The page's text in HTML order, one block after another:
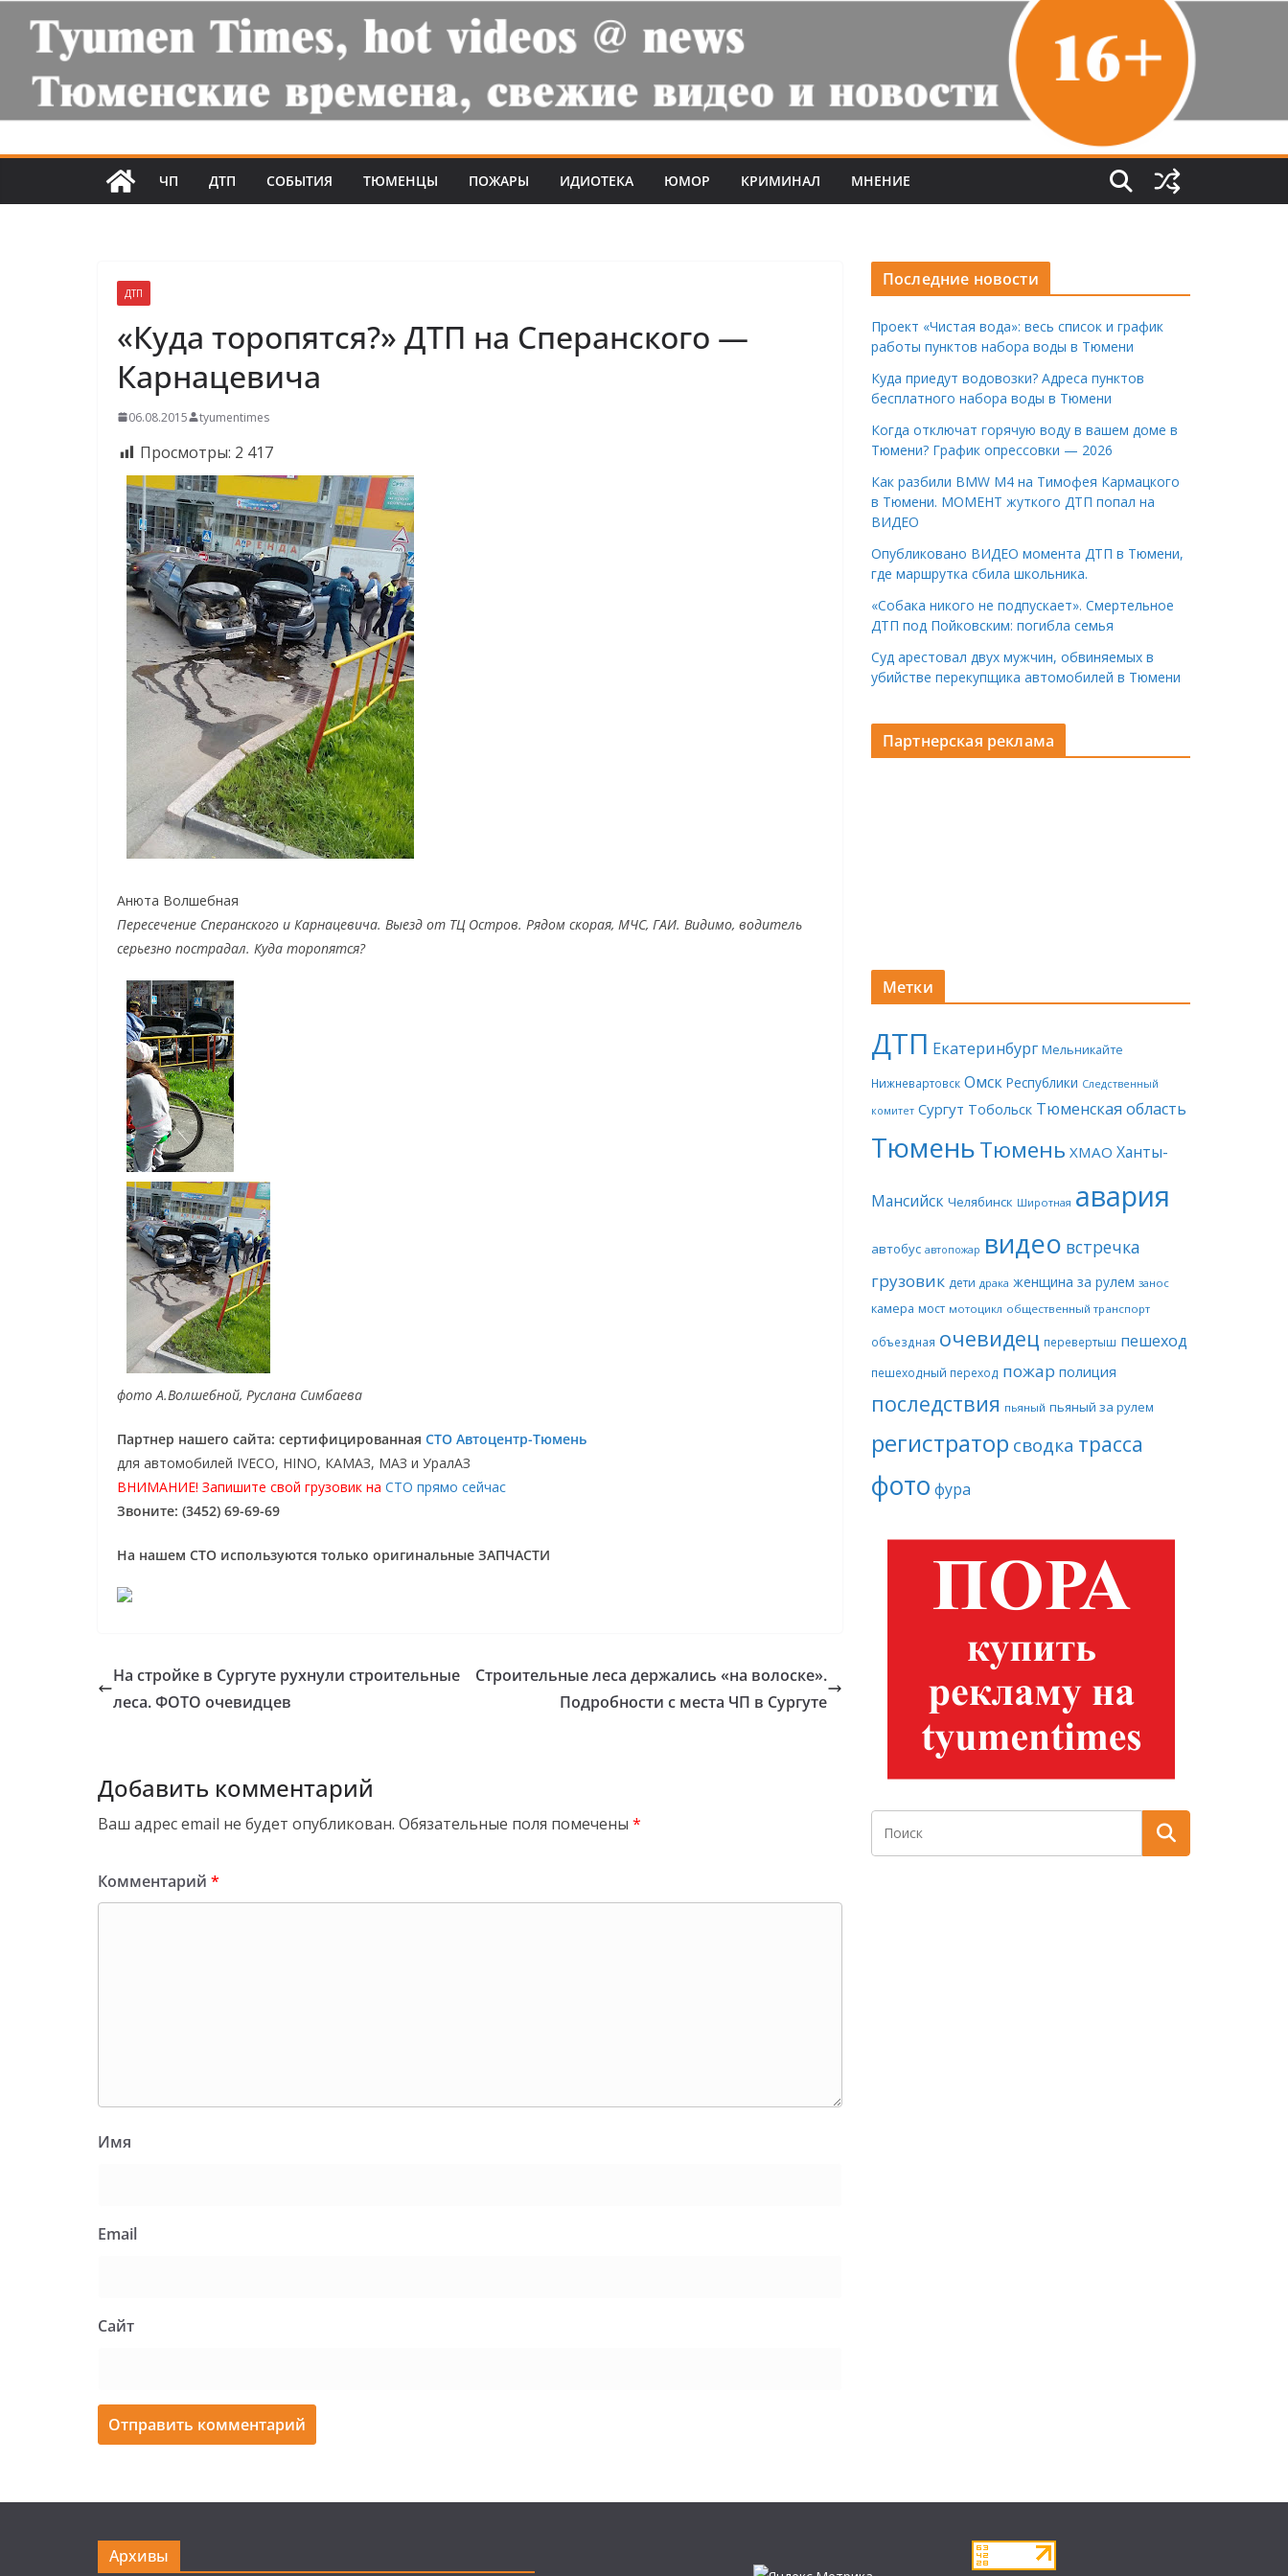
ЧП ДТП СОБЫТИЯ ТЮМЕНЦЫ ПОЖАРЫ ИДИОТЕКА ЮМОР КРИМИНАЛ МНЕНИЕ
ДТП
«Куда торопятся?» ДТП на Сперанского —
Карнацевича
06.08.2015 tyumentimes
Просмотры: 2 417
Анюта Волшебная
Пересечение Сперанского и Карнацевича. Выезд от ТЦ Остров. Рядом скорая, МЧС, ГАИ. Видимо, водитель
серьезно пострадал. Куда торопятся?
фото А.Волшебной, Руслана Симбаева
Партнер нашего сайта: сертифицированная СТО Автоцентр-Тюмень
для автомобилей IVECO, HINO, КАМАЗ, МАЗ и УралАЗ
ВНИМАНИЕ! Запишите свой грузовик на СТО прямо сейчас
Звоните: (3452) 69-69-69
На нашем СТО используются только оригинальные ЗАПЧАСТИ
На стройке в Сургуте рухнули строительные
леса. ФОТО очевидцев
Строительные леса держались «на волоске».
Подробности с места ЧП в Сургуте
Добавить комментарий
Ваш адрес email не будет опубликован. Обязательные поля помечены *
Комментарий *
Имя
Email
Сайт
Последние новости
Проект «Чистая вода»: весь список и график
работы пунктов набора воды в Тюмени
Куда приедут водовозки? Адреса пунктов
бесплатного набора воды в Тюмени
Когда отключат горячую воду в вашем доме в
Тюмени? График опрессовки — 2026
Как разбили BMW M4 на Тимофея Кармацкого
в Тюмени. МОМЕНТ жуткого ДТП попал на
ВИДЕО
Опубликовано ВИДЕО момента ДТП в Тюмени,
где маршрутка сбила школьника.
«Собака никого не подпускает». Смертельное
ДТП под Пойковским: погибла семья
Суд арестовал двух мужчин, обвиняемых в
убийстве перекупщика автомобилей в Тюмени
Партнерская реклама
Метки
ДТП Екатеринбург Мельникайте
Нижневартовск Омск Республики Следственный
комитет Сургут Тобольск Тюменская область
ТюменьТюмень ХМАО Ханты-
Мансийск Челябинск Широтная авария
автобус автопожар видео встречка
грузовик дети драка женщина за рулем занос
камера мост мотоцикл общественный транспорт
объездная очевидец перевертыш пешеход
пешеходный переход пожар полиция
последствия пьяный пьяный за рулем
регистратор сводка трасса
фото фура
Архивы